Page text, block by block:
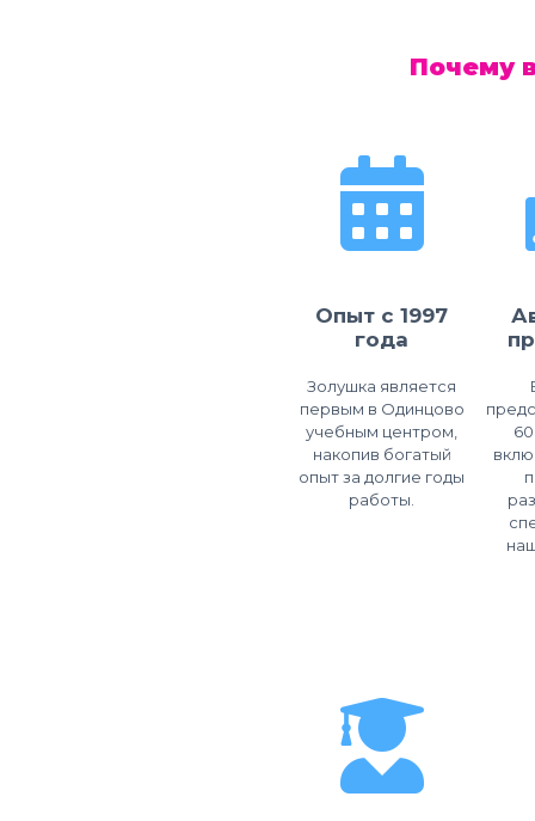
Почему
Опыт с 1997
года
Золушка является
первым в Одинцово
учебным центром,
накопив богатый
опыт за долгие годы
работы.